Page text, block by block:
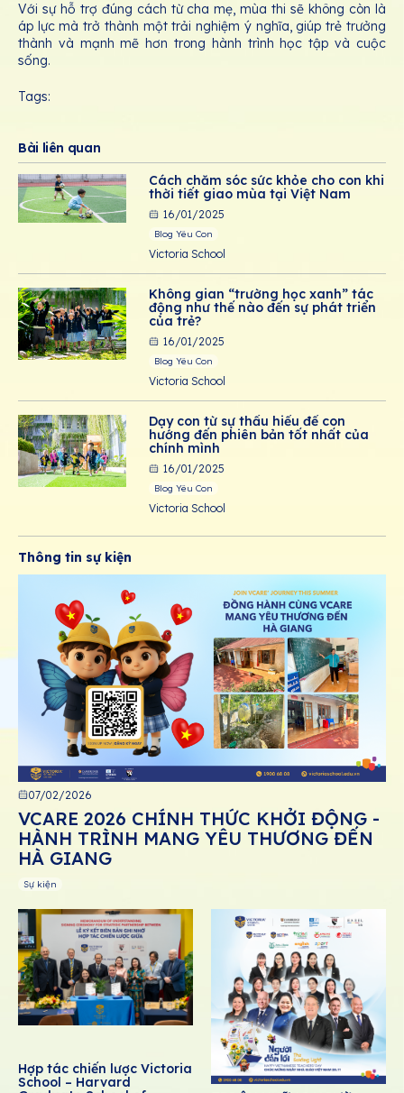
Với sự hỗ trợ đúng cách từ cha mẹ, mùa thi sẽ không còn là
áp lực mà trở thành một trải nghiệm ý nghĩa, giúp trẻ trưởng
thành và mạnh mẽ hơn trong hành trình học tập và cuộc
sống.
Tags:
Bài liên quan
Cách chăm sóc sức khỏe cho con khi
thời tiết giao mùa tại Việt Nam
16/01/2025
Blog Yêu Con
Victoria School
Không gian “trường học xanh” tác
động như thế nào đến sự phát triển
của trẻ?
16/01/2025
Blog Yêu Con
Victoria School
Dạy con từ sự thấu hiểu để con
hướng đến phiên bản tốt nhất của
chính mình
16/01/2025
Blog Yêu Con
Victoria School
Thông tin sự kiện
07/02/2026
VCARE 2026 CHÍNH THỨC KHỞI ĐỘNG -
HÀNH TRÌNH MANG YÊU THƯƠNG ĐẾN
HÀ GIANG
Sự kiện
Hợp tác chiến lược Victoria
School – Harvard